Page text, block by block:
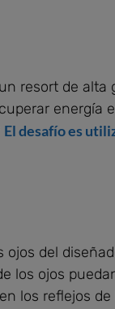
resort de
energía
El desafío es
del
los ojos
los reflejos